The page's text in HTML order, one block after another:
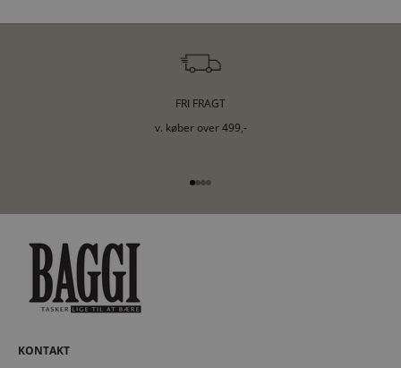
FRI FRAGT
v. køber over 499,-
Gå til element 1
Gå til element 2
Gå til element 3
Gå til element 4
KONTAKT